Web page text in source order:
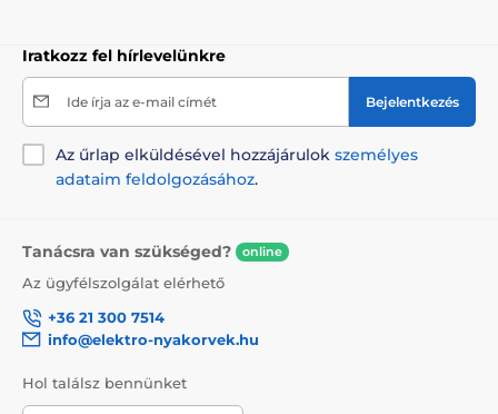
Iratkozz fel hírlevelünkre
Ide írja az e-mail címét Bejelentkezés
Az űrlap elküldésével hozzájárulok személyes
adataim feldolgozásához.
Tanácsra van szükséged? online
Az ügyfélszolgálat elérhető
+36 21 300 7514
info@elektro-nyakorvek.hu
Hol találsz bennünket